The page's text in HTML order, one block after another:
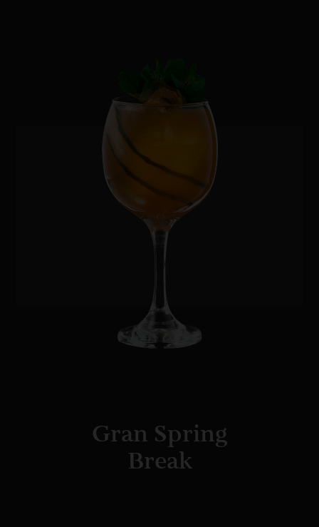
Gran Spring
Break